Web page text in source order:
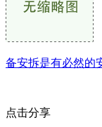
备安拆是有必然的
点击分享